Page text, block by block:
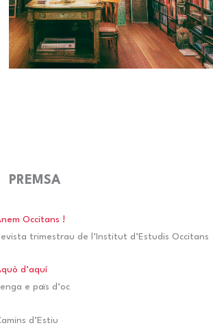
PREMSA
Occitans !
trimestrau de l’Institut d’Estudis Occitans
d’aquí
e païs d’oc
d’Estiu